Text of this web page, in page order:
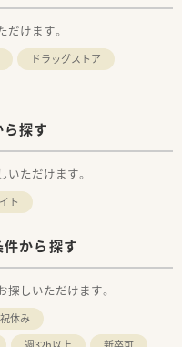
けます。
ドラッグストア
探す
ただけます。
ト
から探す
しいただけます。
休み